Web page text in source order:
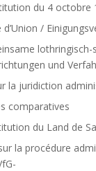
du 4 octobre
d’Union /
und
la juridiction
comparatives
du Land de
la procédure